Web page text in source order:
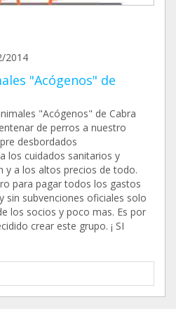
2014
"Acógenos" de
"Acógenos" de Cabra
de perros a nuestro
desbordados
los cuidados sanitarios y
y a los altos precios de todo.
para pagar todos los gastos
sin subvenciones oficiales solo
los socios y poco mas. Es por
crear este grupo. ¡ SI